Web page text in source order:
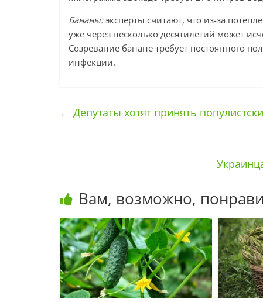
Бананы:эксперты считают, что из-за
уже через несколько десятилетий может
Созревание банане требует постоянного
инфекции.
← Депутаты хотят принять
Вам, возможно,